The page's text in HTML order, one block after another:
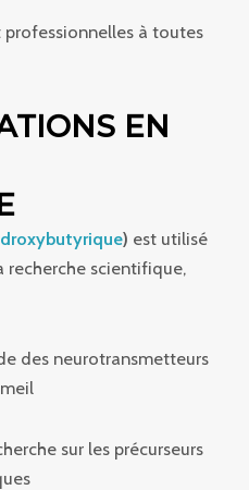
professionnelles à toutes
EN
) est utilisé
recherche scientifique,
des neurotransmetteurs
sur les précurseurs